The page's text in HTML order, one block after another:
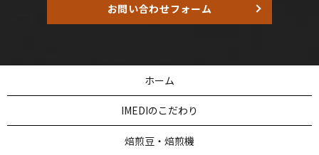
お問い合わせフォーム
ホーム
IMEDIのこだわり
焙煎豆・焙煎機